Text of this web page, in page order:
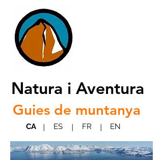
Natura i Aventura
Guies de muntanya
CA | ES | FR | EN